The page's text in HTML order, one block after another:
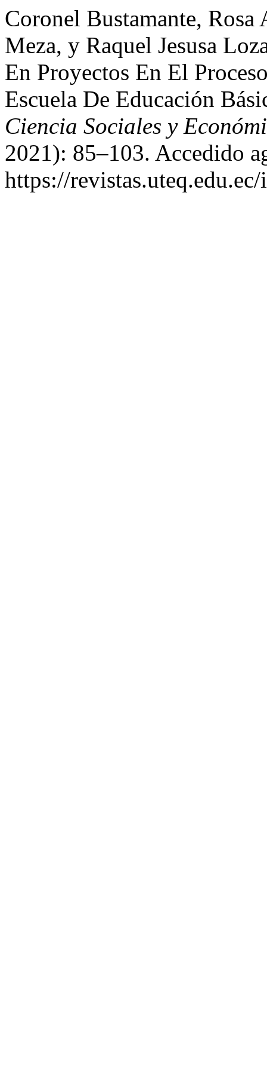
Coronel Bustamante,
Meza, y Raquel Jesusa
En Proyectos En El
Escuela De Educación
Ciencia Sociales y
2021): 85–103. Accedido
https://